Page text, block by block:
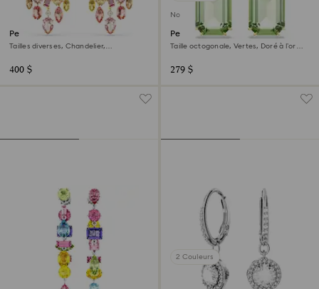
Pendants d'oreilles Gema
Tailles diverses, Chandelier,
400 $
Nouveau
Pendants d'oreilles Millenia
Taille octogonale, Vertes, Doré à l’or
279 $
2 Couleurs